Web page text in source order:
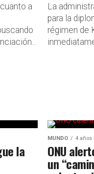
a
La
para la
régimen de
la
MUNDO 4 años
ONU
un